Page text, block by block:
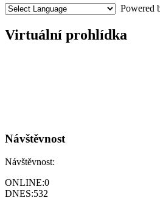
Powered
Virtuální prohlídka
Návštěvnost
Návštěvnost:
ONLINE:0
DNES:532